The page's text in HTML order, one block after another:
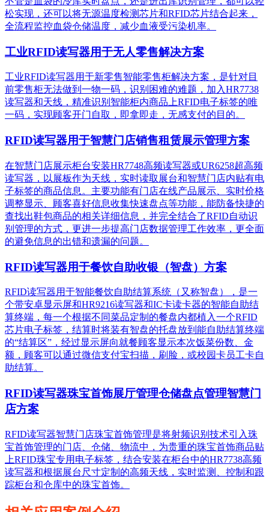
松实现，还可以将无源温度检测芯片和RFID芯片结合起来，
全流程监控血袋仓储温度，减少血液受污染机率。
工业RFID读写器用于无人零售解决方案
工业RFID读写器用于新零售智能零售柜解决方案，是针对目
前零售柜无法做到一物一码，识别困难的难题，加入HR7738
读写器和天线，精准识别​智能柜内商品上RFID电子标签的唯
一码，实现顾客开门自取，即拿即走，无感支付的目的。
RFID读写器用于智慧门店销售租赁展示管理方案
在智慧门店展示柜台安装HR7748高频读写器或UR6258超高频
读写器，以展板作为天线，实时读取展台和智慧门店内贴有电
子标签的商品信息。主要功能有门店在线产品展示、实时价格
调整显示、顾客喜好信息收集快速盘点等功能，能防备快捷的
查找出鞋包商品的相关详细信息，并完全结合了RFID自动识
别管理的方式，更进一步提高门店数据管理工作效率，更全面
的避免信息的出错和遗漏的问题。
RFID读写器用于餐饮自助收银（智盘）方案
RFID读写器用于智能餐饮自助结算系统（又称智盘），是一
个带安卓显示屏和HR9216读写器和IC卡读卡器的智能自助结
算终端，每一个根据不同菜品定制的餐盘内都植入一个RFID
芯片电子标签，结算时将装有智盘的托盘放到能自助结算终端
的“结算区”，经过显示屏向就餐顾客显示本次饭菜份数、金
额，顾客可以通过微信支付宝扫描，刷脸，或校园卡员工卡自
助结算。
RFID读写器珠宝首饰展厅管理仓储盘点管理智慧门
店方案
RFID读写器智慧门店珠宝首饰管理是将射频识别技术引入珠
宝首饰管理的门店、仓储、物流中，为贵重的珠宝首饰商品贴
上RFID珠宝专用电子标签，结合安装在柜台中的HR7738高频
读写器和根据展台尺寸定制的高频天线，实时监测、控制和跟
踪柜台和仓库中的珠宝首饰。